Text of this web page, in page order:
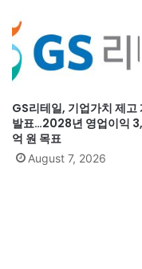
GS리테일, 기업가치 제고
발표…2028년 영업이익
억 원 목표
August 7, 2026